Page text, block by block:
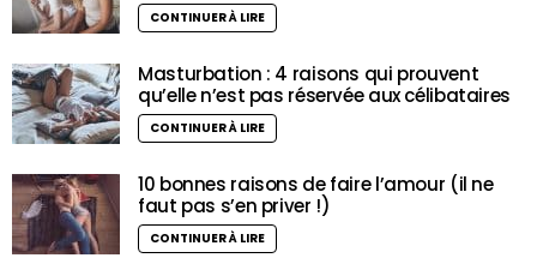
CONTINUER À LIRE
Masturbation : 4 raisons qui prouvent
qu’elle n’est pas réservée aux célibataires
CONTINUER À LIRE
10 bonnes raisons de faire l’amour (il ne
faut pas s’en priver !)
CONTINUER À LIRE